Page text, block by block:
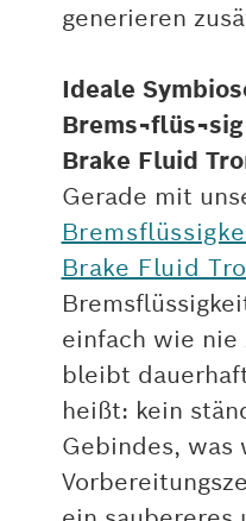
generieren
Ideale
Brake Fluid
Gerade mit
Brake Fluid
einfach wie nie
bleibt
heißt: kein
Gebindes, was